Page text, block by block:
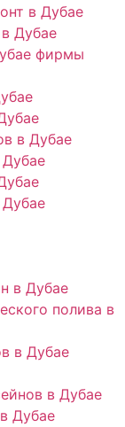
в Дубае
Дубае
фирмы
в Дубае
в Дубае
полива в
в Дубае
в Дубае
Дубае